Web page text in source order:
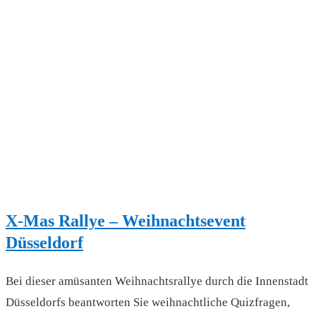
X-Mas Rallye – Weihnachtsevent
Düsseldorf
Bei dieser amüsanten Weihnachtsrallye durch die Innenstadt
Düsseldorfs beantworten Sie weihnachtliche Quizfragen,